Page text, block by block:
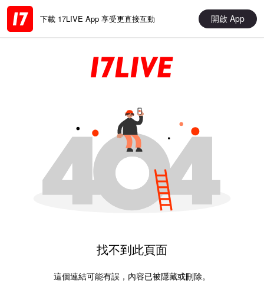
下載 17LIVE App 享受更直接互動 開啟 App
找不到此頁面
這個連結可能有誤，內容已被隱藏或刪除。